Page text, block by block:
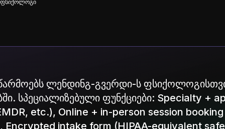
ფსიქოლოგი
ლენდინგ-გვერდი-ს
სპეციალიზებული ფუნქციები: Specialty +
etc.), Online + in-person session
Encrypted intake form (HIPAA-equivalent